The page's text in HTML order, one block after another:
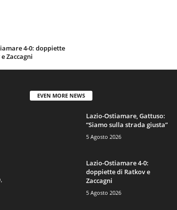
4-0: doppiette
Zaccagni
EVEN MORE NEWS
Lazio-Ostiamare, Gattuso:
“Siamo sulla strada giusta”
5 Agosto 2026
Lazio-Ostiamare 4-0:
doppiette di Ratkov e
Zaccagni
5 Agosto 2026